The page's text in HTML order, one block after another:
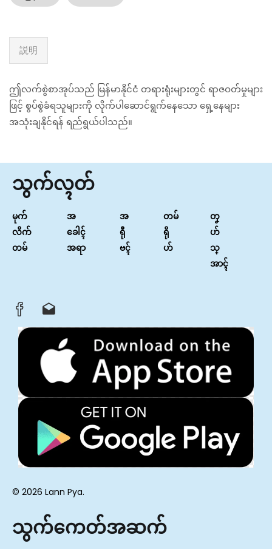
説明
ဤလက်စွဲစာအုပ်သည် မြန်မာနိုင်ငံ တရားရုံးများတွင် ရာဇဝတ်မှုများ
ဖြင့် စွပ်စွဲခံရသူများကို လိုက်ပါဆောင်ရွက်နေသော ရှေ့နေများ
အသုံးချနိုင်ရန် ရည်ရွယ်ပါသည်။
သွက်လ္ၚတ်
မုက်
လိက်
တမ်
အ
ခေါၚ်
အရာ
အ
ရီု
ဗၚ်
တမ်
ရို
ဟ်
တၞ
ဟ်
သ္
အာၚ်
© 2026 Lann Pya.
သွက်ကေတ်အဆက်